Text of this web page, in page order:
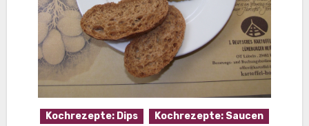
Kochrezepte: Dips Kochrezepte: Saucen